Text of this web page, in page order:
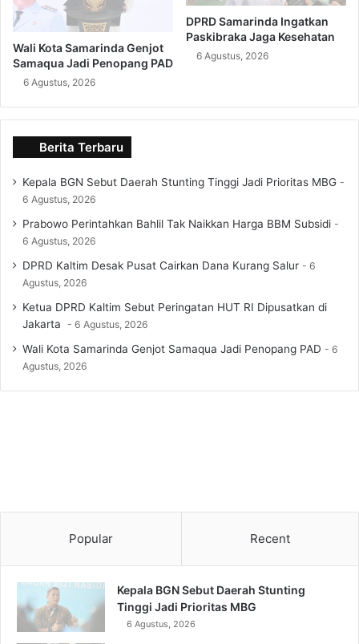
Wali Kota Samarinda Genjot
Samaqua Jadi Penopang PAD
6 Agustus, 2026
DPRD Samarinda Ingatkan
Paskibraka Jaga Kesehatan
6 Agustus, 2026
Berita Terbaru
Kepala BGN Sebut Daerah Stunting Tinggi Jadi Prioritas MBG
6 Agustus, 2026
Prabowo Perintahkan Bahlil Tak Naikkan Harga BBM Subsidi
6 Agustus, 2026
DPRD Kaltim Desak Pusat Cairkan Dana Kurang Salur
6
Agustus, 2026
Ketua DPRD Kaltim Sebut Peringatan HUT RI Dipusatkan di
Jakarta
6 Agustus, 2026
Wali Kota Samarinda Genjot Samaqua Jadi Penopang PAD
6
Agustus, 2026
Popular Recent
Kepala BGN Sebut Daerah Stunting
Tinggi Jadi Prioritas MBG
6 Agustus, 2026